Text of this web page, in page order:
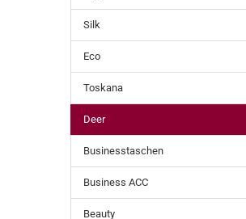
Silk
Eco
Toskana
Deer
Businesstaschen
Business ACC
Beauty